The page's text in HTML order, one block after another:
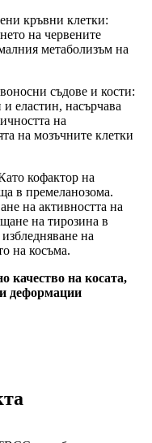
кръвни клетки:
на червените
метаболизъм на
съдове и кости:
еластин, насърчава
на
на мозъчните клетки
кофактор на
в премеланозома.
на активността на
на тирозина в
на
на косъма.
качество на косата,
деформации